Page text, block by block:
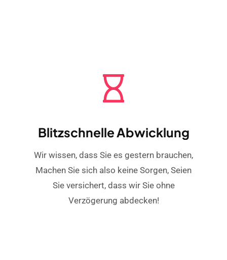
Blitzschnelle Abwicklung
Wir wissen, dass Sie es gestern brauchen,
Machen Sie sich also keine Sorgen, Seien
Sie versichert, dass wir Sie ohne
Verzögerung abdecken!